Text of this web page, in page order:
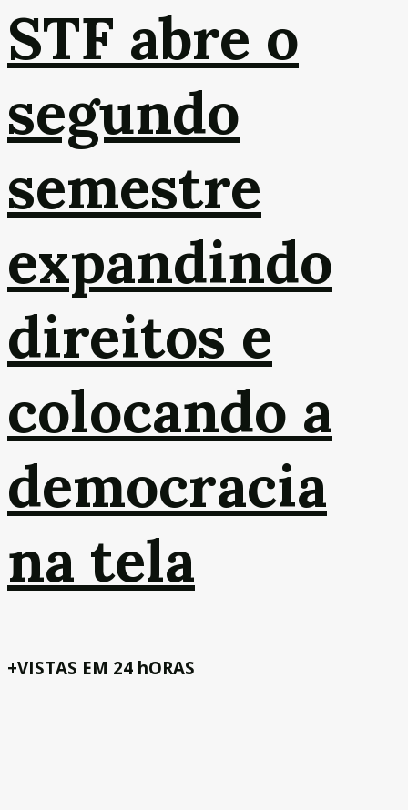
STF abre o
segundo
semestre
expandindo
direitos e
colocando a
democracia
na tela
+VISTAS EM 24 hORAS